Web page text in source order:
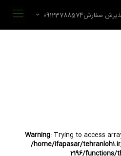
سفارش09123788574
Warning: Trying to access
/home/ifapasar/
2196/functions/